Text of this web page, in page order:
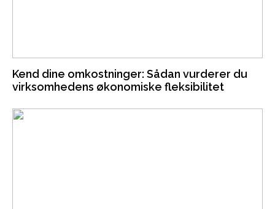
Kend dine omkostninger: Sådan vurderer du
virksomhedens økonomiske fleksibilitet